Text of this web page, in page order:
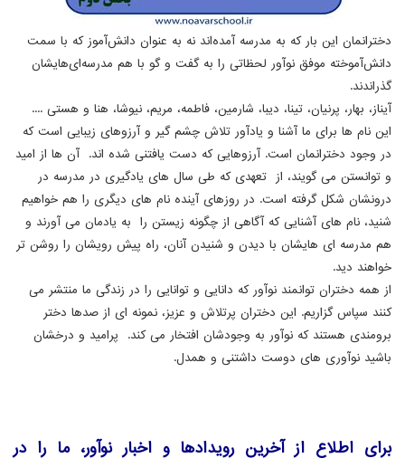
دخترانمان این بار که به مدرسه آمده‌اند نه به عنوان دانش‌آموز که با سمت
دانش‌آموخته موفق نوآور لحظاتی را به گفت و گو با هم مدرسه‌ای‌هایشان
گذراندند.
آیناز، بهار، پرنیان، تینا، دیبا، شارمین، فاطمه، مریم، نیوشا، هنا و هستی ....
این نام ها برای ما آشنا و یادآور تلاش چشم گیر و آرزوهای زیبایی است که
در وجود دخترانمان است. آرزوهایی که دست یافتنی شده اند. آن ها از امید
و توانستن می گویند، از تعهدی که طی سال های یادگیری در مدرسه در
درونشان شکل گرفته است. در روزهای آینده نام های دیگری را هم خواهیم
شنید، نام های آشنایی که آگاهی از چگونه زیستن را به یادمان می آورند و
هم مدرسه ای هایشان با دیدن و شنیدن آنان، راه پیش رویشان را روشن تر
خواهند دید.
از همه دختران توانمند نوآور که دانایی و توانایی را در زندگی ما منتشر می
کنند سپاس گزاریم. این دختران پرتلاش و عزیز، نمونه ای از صدها دختر
برومندی هستند که نوآور به وجودشان افتخار می کند. پرامید و درخشان
باشید نوآوری های دوست داشتنی و همدل.
برای اطلاع از آخرین رویدادها و اخبار نوآور، ما را در